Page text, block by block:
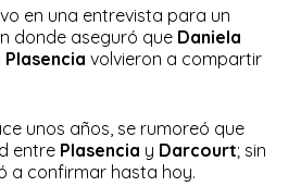
en una entrevista para un
donde aseguró que Daniela
Plasencia volvieron a compartir
unos años, se rumoreó que
entre Plasencia y Darcourt; sin
a confirmar hasta hoy.